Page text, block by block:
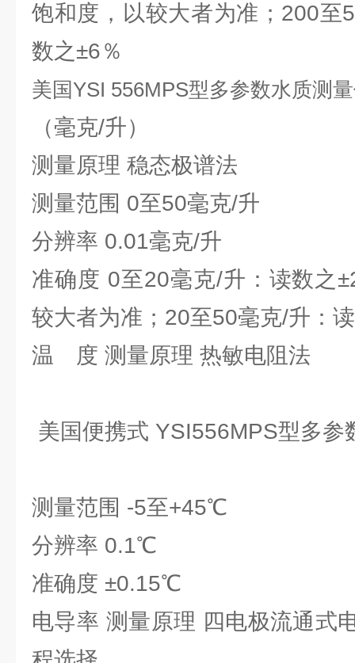
饱和度，以较大者为准；200至
数之±6％
美国YSI 556MPS型多参数水质测
（毫克/升）
测量原理 稳态极谱法
测量范围 0至50毫克/升
分辨率 0.01毫克/升
准确度 0至20毫克/升：读数之
较大者为准；20至50毫克/升：
温 度 测量原理 热敏电阻法
美国便携式 YSI556MPS型多
测量范围 -5至+45℃
分辨率 0.1℃
准确度 ±0.15℃
电导率 测量原理 四电极流通式